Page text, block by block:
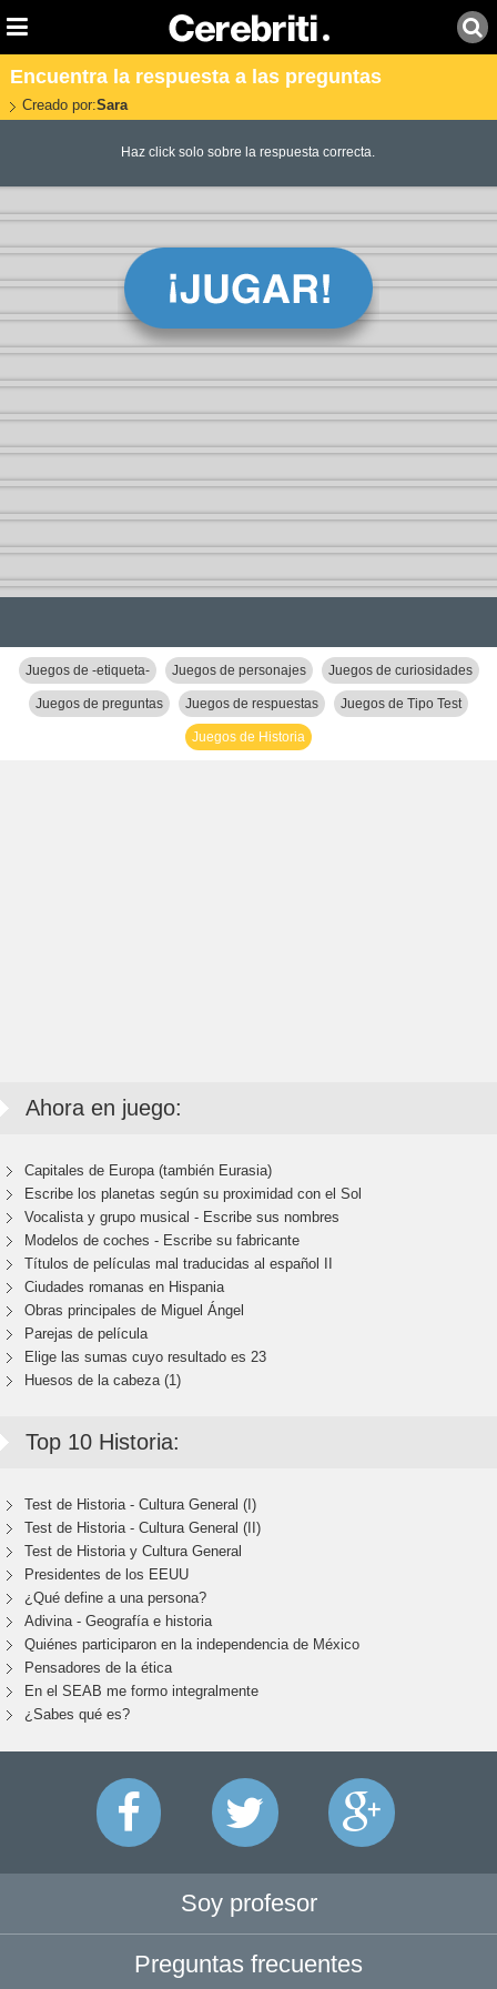
Encuentra la respuesta a las preguntas
Creado por:Sara
Haz click solo sobre la respuesta correcta.
Juegos de -etiqueta- Juegos de personajes Juegos de curiosidades
Juegos de preguntas Juegos de respuestas Juegos de Tipo Test
Juegos de Historia
Ahora en juego:
Capitales de Europa (también Eurasia)
Escribe los planetas según su proximidad con el Sol
Vocalista y grupo musical - Escribe sus nombres
Modelos de coches - Escribe su fabricante
Títulos de películas mal traducidas al español II
Ciudades romanas en Hispania
Obras principales de Miguel Ángel
Parejas de película
Elige las sumas cuyo resultado es 23
Huesos de la cabeza (1)
Top 10 Historia:
Test de Historia - Cultura General (I)
Test de Historia - Cultura General (II)
Test de Historia y Cultura General
Presidentes de los EEUU
¿Qué define a una persona?
Adivina - Geografía e historia
Quiénes participaron en la independencia de México
Pensadores de la ética
En el SEAB me formo integralmente
¿Sabes qué es?
Soy profesor
Preguntas frecuentes